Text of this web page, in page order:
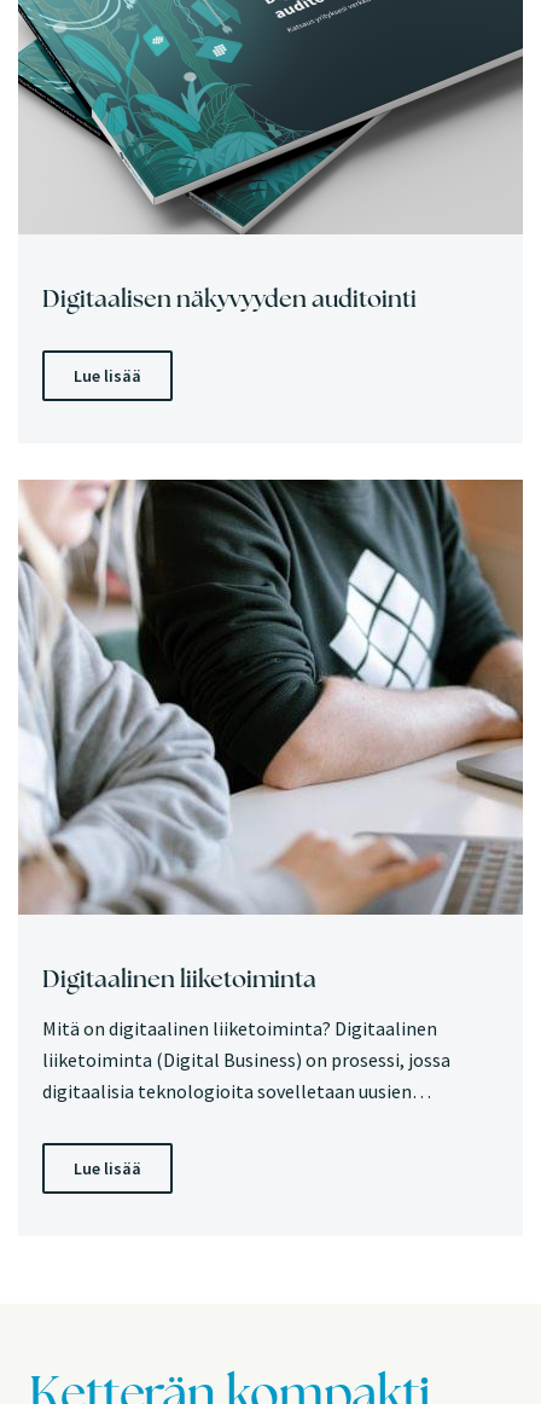
Digitaalisen näkyvyyden auditointi
Lue lisää
Digitaalinen liiketoiminta
Mitä on digitaalinen liiketoiminta? Digitaalinen
liiketoiminta (Digital Business) on prosessi, jossa
digitaalisia teknologioita sovelletaan uusien…
Lue lisää